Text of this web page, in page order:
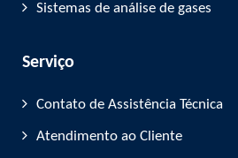
Sistemas de análise de gases
Serviço
Contato de Assistência Técnica
Atendimento ao Cliente